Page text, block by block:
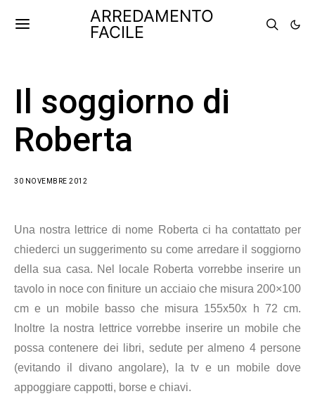
ARREDAMENTO
FACILE
Il soggiorno di
Roberta
30 NOVEMBRE 2012
Una nostra lettrice di nome Roberta ci ha contattato per
chiederci un suggerimento su come arredare il soggiorno
della sua casa. Nel locale Roberta vorrebbe inserire un
tavolo in noce con finiture un acciaio che misura 200×100
cm e un mobile basso che misura 155x50x h 72 cm.
Inoltre la nostra lettrice vorrebbe inserire un mobile che
possa contenere dei libri, sedute per almeno 4 persone
(evitando il divano angolare), la tv e un mobile dove
appoggiare cappotti, borse e chiavi.